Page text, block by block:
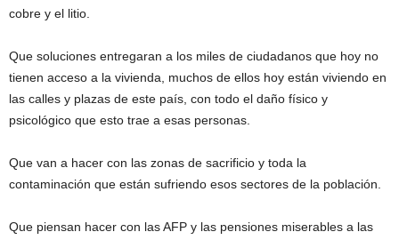
cobre y el litio.
Que soluciones entregaran a los miles de ciudadanos que hoy no
tienen acceso a la vivienda, muchos de ellos hoy están viviendo en
las calles y plazas de este país, con todo el daño físico y
psicológico que esto trae a esas personas.
Que van a hacer con las zonas de sacrificio y toda la
contaminación que están sufriendo esos sectores de la población.
Que piensan hacer con las AFP y las pensiones miserables a las